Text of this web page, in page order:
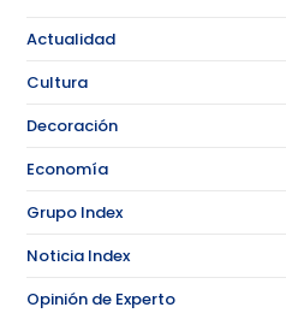
Actualidad
Cultura
Decoración
Economía
Grupo Index
Noticia Index
Opinión de Experto